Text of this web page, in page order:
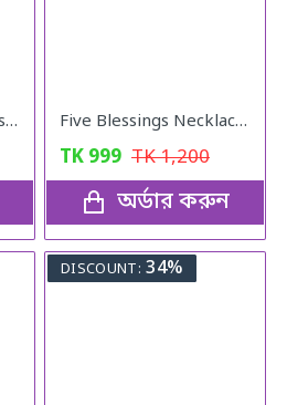
Romantic Memory Rose Heart Projection 100 Language I Love You Necklace for Lover Couples- Rose Gold Five Blessings Necklace Woman Love Transfer Gold - Plated Moisture Light Luxury Jewellery Necklace
TK 999 TK1,200
অর্ডার করুন
DISCOUNT: 34%